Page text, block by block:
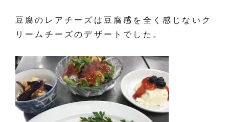
豆腐のレアチーズは豆腐感を全く感じないク
リームチーズのデザートでした。